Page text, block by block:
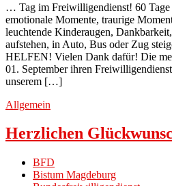
… Tag im Freiwilligendienst! 60 Tage
emotionale Momente, traurige
leuchtende Kinderaugen,
aufstehen, in Auto, Bus oder Zug
HELFEN! Vielen Dank dafür! Die
01. September ihren
unserem […]
Allgemein
Herzlichen
BFD
Bistum Magdeburg